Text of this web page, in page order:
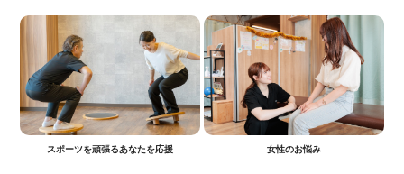
スポーツを頑張るあなたを応援 女性のお悩み